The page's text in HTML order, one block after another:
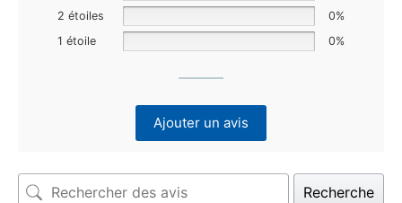
2 étoiles
0%
1 étoile
0%
Ajouter un avis
Recherche